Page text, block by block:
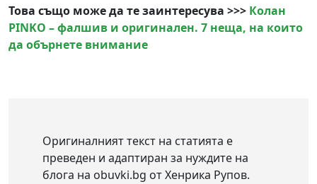
Това също може да те заинтересува >>> Колан
PINKO – фалшив и оригинален. 7 неща, на които
да обърнете внимание
Оригиналният текст на статията е
преведен и адаптиран за нуждите на
блога на obuvki.bg от Хенрика Рупов.